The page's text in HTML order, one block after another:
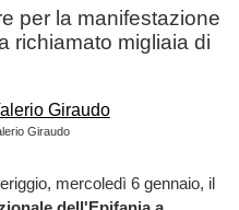
per la manifestazione
richiamato migliaia di
Giraudo
mercoledì 6 gennaio, il